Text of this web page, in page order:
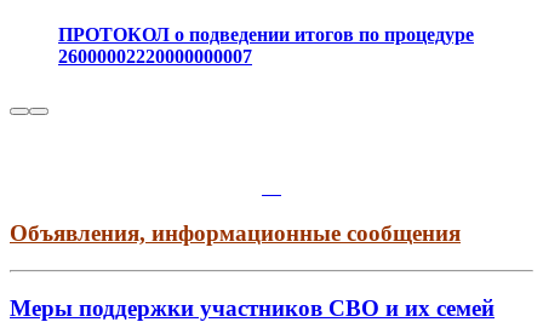
ПРОТОКОЛ о подведении итогов по процедуре
26000002220000000007
Объявления, информационные сообщения
Меры поддержки участников СВО и их семей